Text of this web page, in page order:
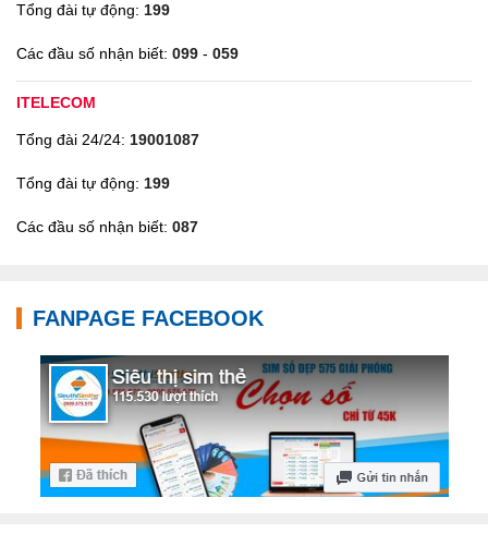
Tổng đài tự động: 199
Các đầu số nhận biết: 099 - 059
ITELECOM
Tổng đài 24/24: 19001087
Tổng đài tự động: 199
Các đầu số nhận biết: 087
FANPAGE FACEBOOK